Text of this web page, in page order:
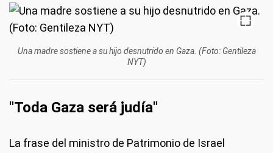
Una madre sostiene a su hijo desnutrido en Gaza. (Foto: Gentileza
NYT)
"Toda Gaza será judía"
La frase del ministro de Patrimonio de Israel